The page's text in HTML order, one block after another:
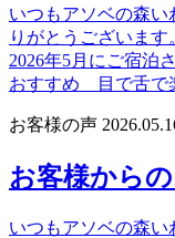
いつもアソベの森
りがとうございます
2026年5月にご宿泊
おすすめ 目で舌で
お客様の声
お客様から
いつもアソベの森